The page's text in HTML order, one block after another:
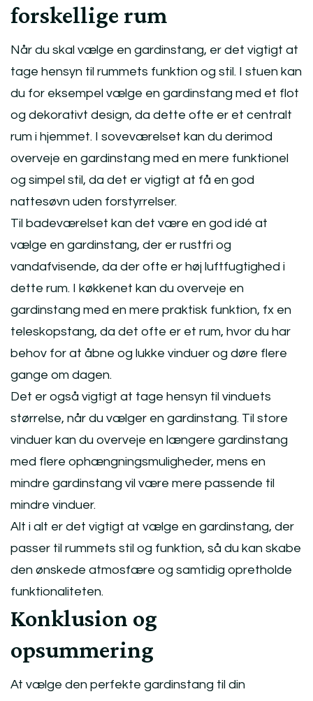
forskellige rum
Når du skal vælge en gardinstang, er det vigtigt at
tage hensyn til rummets funktion og stil. I stuen kan
du for eksempel vælge en gardinstang med et flot
og dekorativt design, da dette ofte er et centralt
rum i hjemmet. I soveværelset kan du derimod
overveje en gardinstang med en mere funktionel
og simpel stil, da det er vigtigt at få en god
nattesøvn uden forstyrrelser.
Til badeværelset kan det være en god idé at
vælge en gardinstang, der er rustfri og
vandafvisende, da der ofte er høj luftfugtighed i
dette rum. I køkkenet kan du overveje en
gardinstang med en mere praktisk funktion, fx en
teleskopstang, da det ofte er et rum, hvor du har
behov for at åbne og lukke vinduer og døre flere
gange om dagen.
Det er også vigtigt at tage hensyn til vinduets
størrelse, når du vælger en gardinstang. Til store
vinduer kan du overveje en længere gardinstang
med flere ophængningsmuligheder, mens en
mindre gardinstang vil være mere passende til
mindre vinduer.
Alt i alt er det vigtigt at vælge en gardinstang, der
passer til rummets stil og funktion, så du kan skabe
den ønskede atmosfære og samtidig opretholde
funktionaliteten.
Konklusion og
opsummering
At vælge den perfekte gardinstang til din